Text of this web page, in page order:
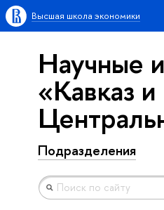
Высшая школа экономики
Научные
«Кавказ и
Подразделения